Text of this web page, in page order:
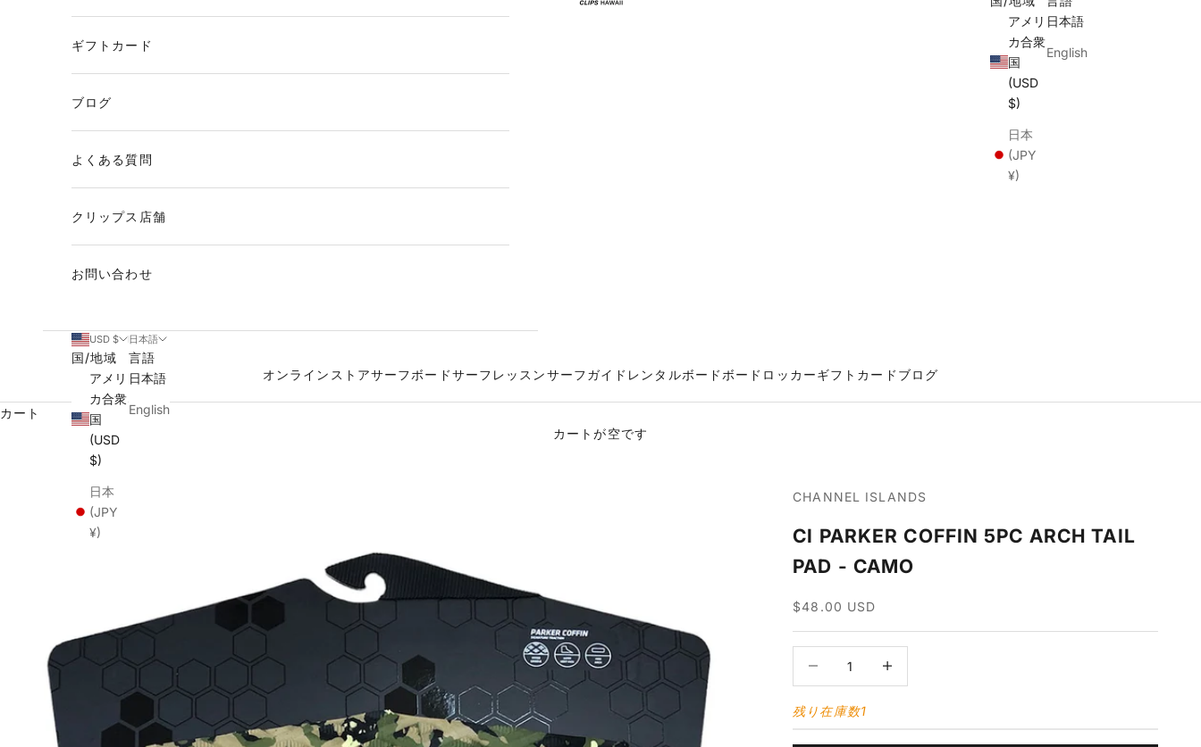
オンラインストアサーフボードサーフレッスンサーフガイド レンタルボード ボードロッカーギフトカード ブログ
アメリ
カ合衆
国
(USD
$)
日本
(JPY
¥)
日本語
English
ギフトカード
ブログ
よくある質問
クリップス店舗
お問い合わせ
USD $
国/地域
アメリ
カ合衆
国
(USD
$)
日本
(JPY
¥)
日本語
言語
日本語
English
カート
カートが空です
CHANNEL ISLANDS
CI PARKER COFFIN 5PC ARCH TAIL
PAD - CAMO
セール価格
$48.00 USD
残り在庫数1